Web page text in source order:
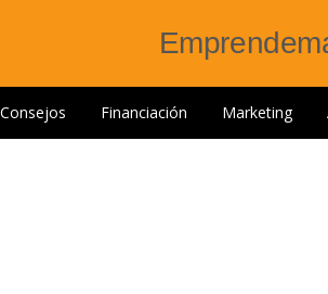
Consejos Financiación Marketing